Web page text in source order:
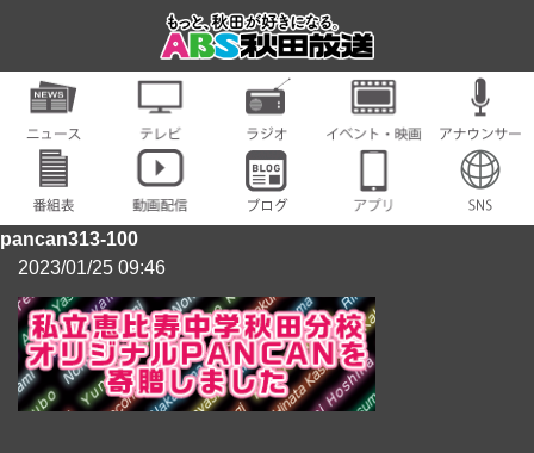
pancan313-100
2023/01/25 09:46